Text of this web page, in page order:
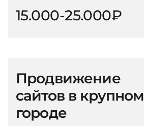
15.000-25.000₽
Продвижение
сайтов в крупном
городе